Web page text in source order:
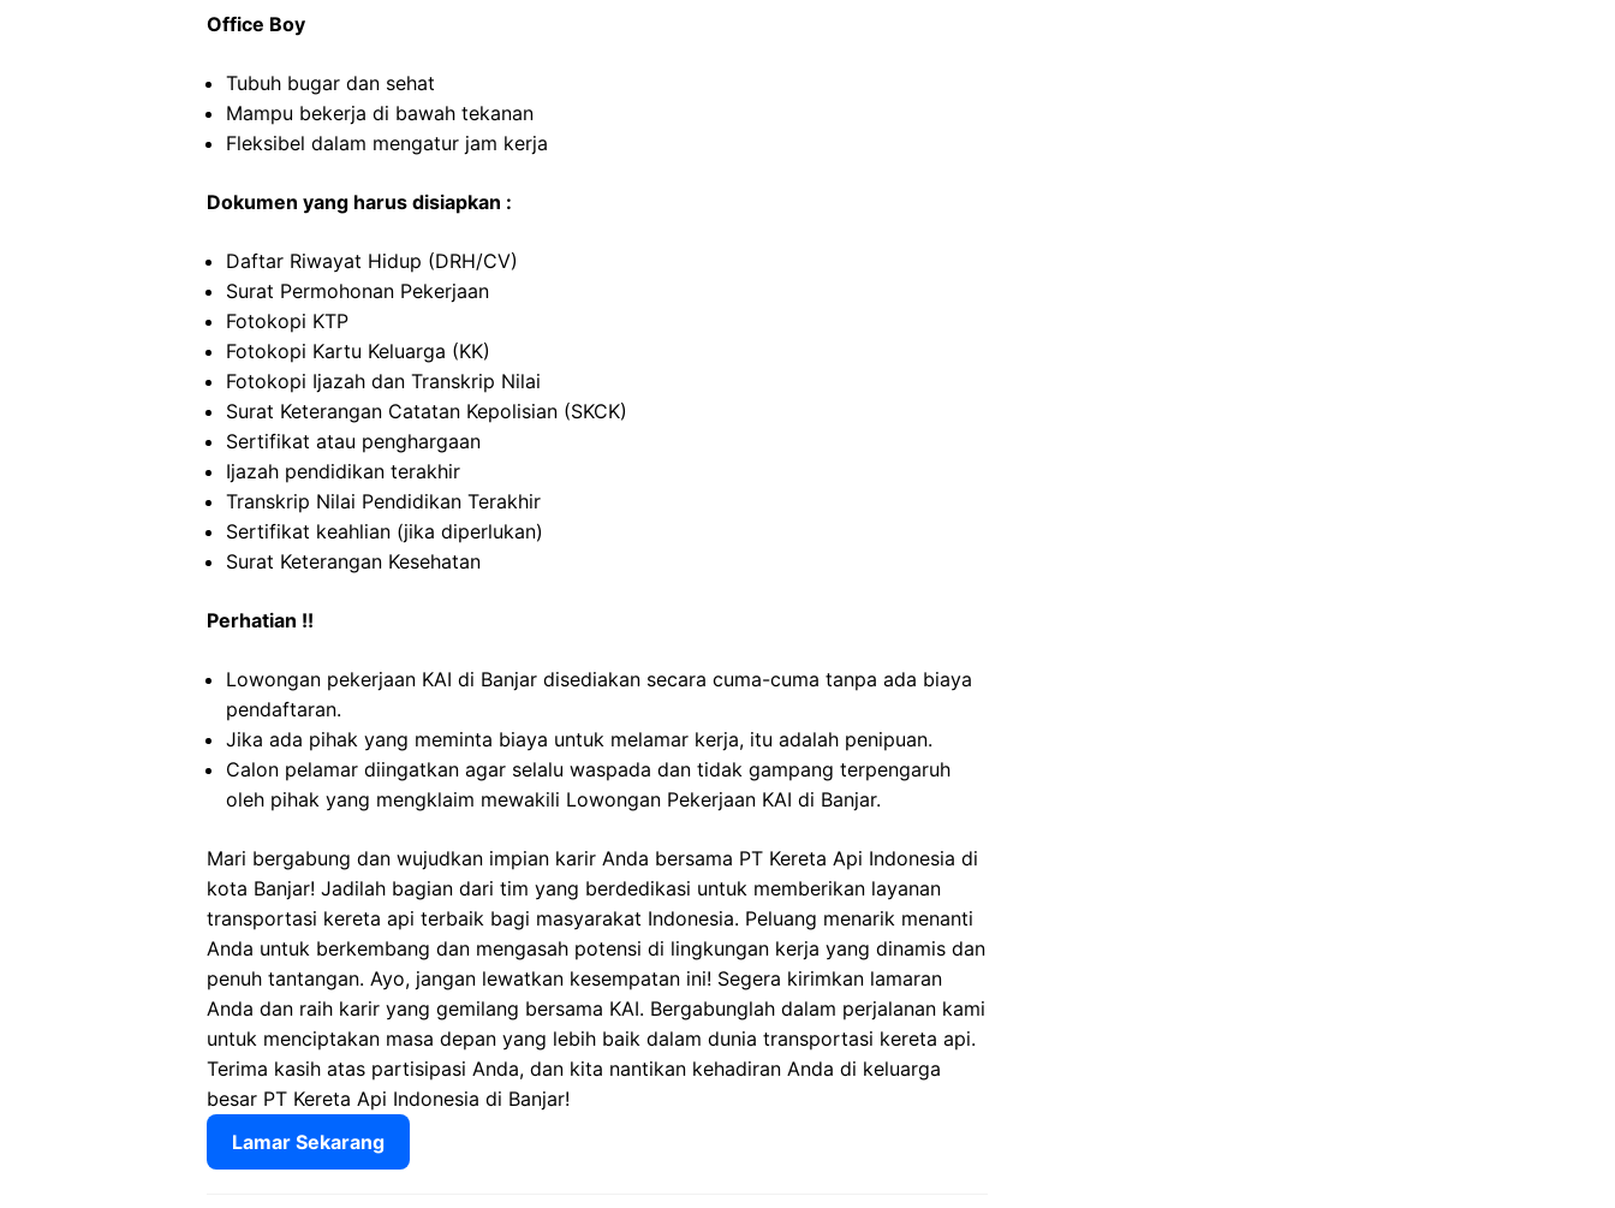
Office Boy
Tubuh bugar dan sehat
Mampu bekerja di bawah tekanan
Fleksibel dalam mengatur jam kerja
Dokumen yang harus disiapkan :
Daftar Riwayat Hidup (DRH/CV)
Surat Permohonan Pekerjaan
Fotokopi KTP
Fotokopi Kartu Keluarga (KK)
Fotokopi Ijazah dan Transkrip Nilai
Surat Keterangan Catatan Kepolisian (SKCK)
Sertifikat atau penghargaan
Ijazah pendidikan terakhir
Transkrip Nilai Pendidikan Terakhir
Sertifikat keahlian (jika diperlukan)
Surat Keterangan Kesehatan
Perhatian !!
Lowongan pekerjaan KAI di Banjar disediakan secara cuma-cuma tanpa ada biaya
pendaftaran.
Jika ada pihak yang meminta biaya untuk melamar kerja, itu adalah penipuan.
Calon pelamar diingatkan agar selalu waspada dan tidak gampang terpengaruh
oleh pihak yang mengklaim mewakili Lowongan Pekerjaan KAI di Banjar.
Mari bergabung dan wujudkan impian karir Anda bersama PT Kereta Api Indonesia di
kota Banjar! Jadilah bagian dari tim yang berdedikasi untuk memberikan layanan
transportasi kereta api terbaik bagi masyarakat Indonesia. Peluang menarik menanti
Anda untuk berkembang dan mengasah potensi di lingkungan kerja yang dinamis dan
penuh tantangan. Ayo, jangan lewatkan kesempatan ini! Segera kirimkan lamaran
Anda dan raih karir yang gemilang bersama KAI. Bergabunglah dalam perjalanan kami
untuk menciptakan masa depan yang lebih baik dalam dunia transportasi kereta api.
Terima kasih atas partisipasi Anda, dan kita nantikan kehadiran Anda di keluarga
besar PT Kereta Api Indonesia di Banjar!
Lamar Sekarang